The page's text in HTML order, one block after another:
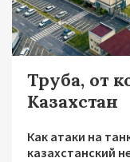
Труба, от
Казахстан
Как атаки на
казахстанский